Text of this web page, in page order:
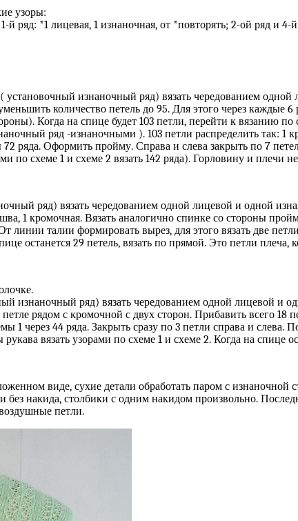
узоры:
*1 лицевая, 1 изнаночная, от *повторять; 2-ой ряд и 4-
изнаночный ряд) вязать чередованием одной
количество петель до 95. Для этого через каждые
Когда на спице будет 103 петли, перейти к вязанию по
ряд -изнаночными ). 103 петли распределить так: 1
ряда. Оформить пройму. Справа и слева закрыть по 7
по схеме 1 и схеме 2 вязать 142 ряда). Горловину и плечи
ряд) вязать чередованием одной лицевой и одной
1 кромочная. Вязать аналогично спинке со стороны
линии талии формировать вырез, для этого вязать две
останется 29 петель, вязать по прямой. Это петли плеча,
изнаночный ряд) вязать чередованием одной лицевой и
рядом с кромочной с двух сторон. Прибавить всего
1 через 44 ряда. Закрыть сразу по 3 петли справа и
вязать узорами по схеме 1 и схеме 2. Когда на спице
виде, сухие детали обработать паром с
накида, столбики с одним накидом произвольно.
петли.